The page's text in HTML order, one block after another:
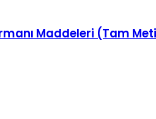
Maddeleri (Tam